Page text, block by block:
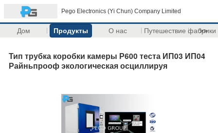
Pego Electronics (Yi Chun) Company Limited
Дом Продукты О нас Путешествие фабрики
>>
Тип трубка коробки камеры Р600 теста ИП03 ИП04
Райньпрооф экологическая осциллируя